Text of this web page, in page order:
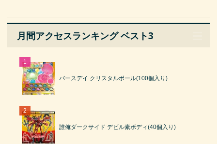
月間アクセスランキング ベスト3
バースデイ クリスタルボール(100個入り)
誰俺ダークサイド デビル素ボディ(40個入り)